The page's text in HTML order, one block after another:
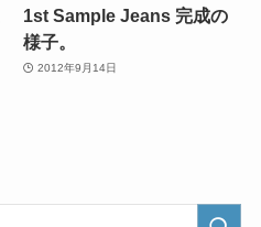
1st Sample Jeans 完成の
様子。
2012年9月14日